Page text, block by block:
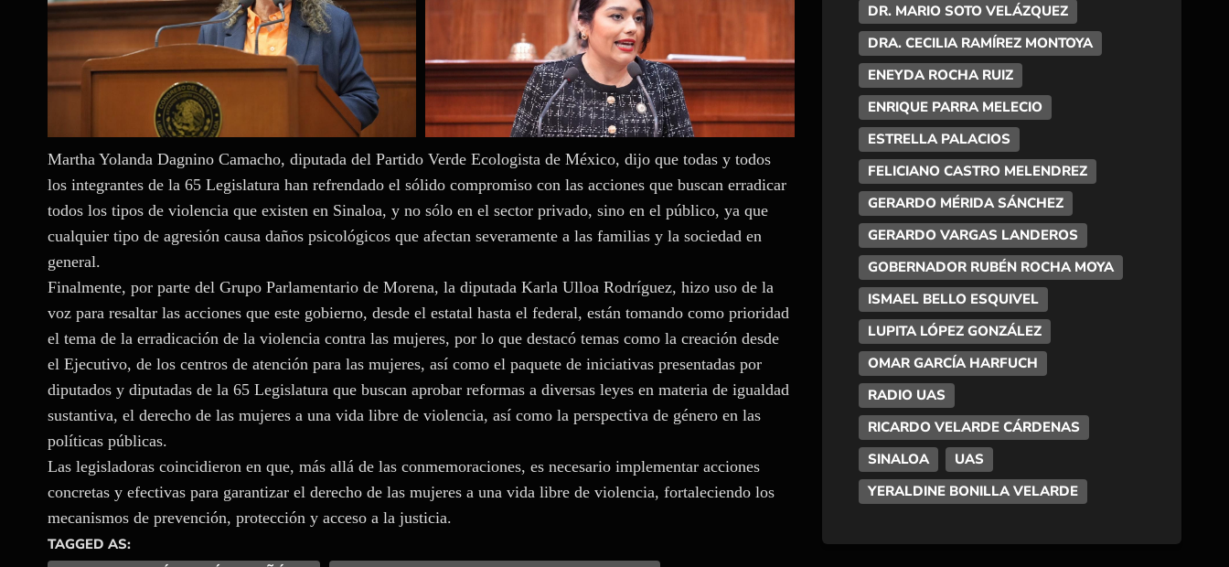
Martha Yolanda Dagnino Camacho, diputada del Partido Verde Ecologista de México, dijo que todas y todos
los integrantes de la 65 Legislatura han refrendado el sólido compromiso con las acciones que buscan erradicar
todos los tipos de violencia que existen en Sinaloa, y no sólo en el sector privado, sino en el público, ya que
cualquier tipo de agresión causa daños psicológicos que afectan severamente a las familias y la sociedad en
general.
Finalmente, por parte del Grupo Parlamentario de Morena, la diputada Karla Ulloa Rodríguez, hizo uso de la
voz para resaltar las acciones que este gobierno, desde el estatal hasta el federal, están tomando como prioridad
el tema de la erradicación de la violencia contra las mujeres, por lo que destacó temas como la creación desde
el Ejecutivo, de los centros de atención para las mujeres, así como el paquete de iniciativas presentadas por
diputados y diputadas de la 65 Legislatura que buscan aprobar reformas a diversas leyes en materia de igualdad
sustantiva, el derecho de las mujeres a una vida libre de violencia, así como la perspectiva de género en las
políticas públicas.
Las legisladoras coincidieron en que, más allá de las conmemoraciones, es necesario implementar acciones
concretas y efectivas para garantizar el derecho de las mujeres a una vida libre de violencia, fortaleciendo los
mecanismos de prevención, protección y acceso a la justicia.
TAGGED AS:
DR. MARIO SOTO VELÁZQUEZ
DRA. CECILIA RAMÍREZ MONTOYA
ENEYDA ROCHA RUIZ
ENRIQUE PARRA MELECIO
ESTRELLA PALACIOS
FELICIANO CASTRO MELENDREZ
GERARDO MÉRIDA SÁNCHEZ
GERARDO VARGAS LANDEROS
GOBERNADOR RUBÉN ROCHA MOYA
ISMAEL BELLO ESQUIVEL
LUPITA LÓPEZ GONZÁLEZ
OMAR GARCÍA HARFUCH
RADIO UAS
RICARDO VELARDE CÁRDENAS
SINALOA
UAS
YERALDINE BONILLA VELARDE